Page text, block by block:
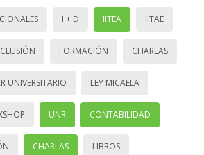
I + D IITEA IITAE
FORMACIÓN CHARLAS
UNIVERSITARIO LEY MICAELA
UNR CONTABILIDAD
CHARLAS LIBROS